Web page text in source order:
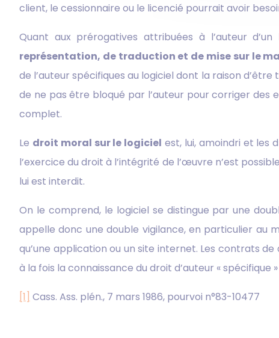
client, le cessionnaire ou le licencié pourrait avoir
Quant aux prérogatives attribuées à l’auteur
représentation, de traduction et de mise sur le
de l’auteur spécifiques au logiciel dont la raison
de ne pas être bloqué par l’auteur pour corriger des
complet.
Le droit moral sur le logiciel est, lui, amoindri et les
l’exercice du droit à l’intégrité de l’œuvre n’est
lui est interdit.
On le comprend, le logiciel se distingue par une
appelle donc une double vigilance, en particulier
qu’une application ou un site internet. Les contrats
à la fois la connaissance du droit d’auteur «
[1] Cass. Ass. plén., 7 mars 1986, pourvoi n°83-10477